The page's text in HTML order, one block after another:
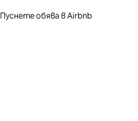
Пуснете обява в Airbnb